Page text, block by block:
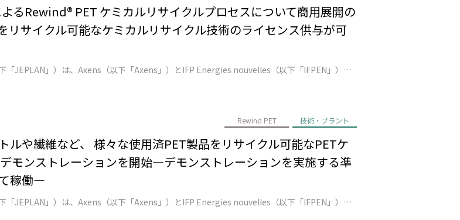
るRewind® PET ケミカルリサイクルプロセスについて商用展開の
サイクル可能なケミカルリサイクル技術のライセンス供与が可
株式会社JEPLAN（代表取締役 執行役員社長：髙尾 正樹、以下「JEPLAN」）は、Axens（以下「Axens」）とIFP Energies nouvelles（以下「IFPEN」）と共に、Rewind® PETケミカルリサイクルプロセスについてAxensによる商用展開（技術ライセンス供与）の承認を得たことを発表し…
Rewind PET 技術・プラント
ルや繊維など、 様々な使用済PET製品をリサイクル可能なPETケ
モンストレーションを開始―デモンストレーションを実施する凖
稼働―
株式会社JEPLAN（代表取締役 執行役員社長：髙尾 正樹、以下「JEPLAN」）は、Axens（以下「Axens」）とIFP Energies nouvelles（以下「IFPEN」）とともに、JEPLANの保有する北九州響灘プラント（福岡県北九州市）を改築・拡張する形で、「Rewind® PET」の凖商用レベルの設…